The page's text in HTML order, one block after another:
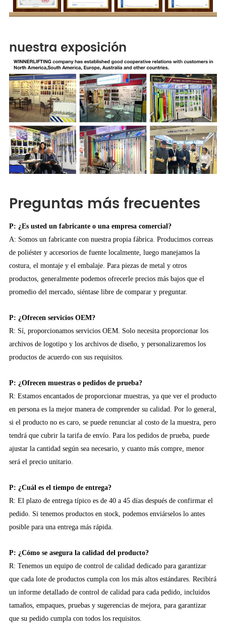
nuestra exposición
Preguntas más frecuentes
P: ¿Es usted un fabricante o una empresa comercial?
A: Somos un fabricante con nuestra propia fábrica. Producimos correas
de poliéster y accesorios de fuente localmente, luego manejamos la
costura, el montaje y el embalaje. Para piezas de metal y otros
productos, generalmente podemos ofrecerle precios más bajos que el
promedio del mercado, siéntase libre de comparar y preguntar.
P: ¿Ofrecen servicios OEM?
R: Sí, proporcionamos servicios OEM. Solo necesita proporcionar los
archivos de logotipo y los archivos de diseño, y personalizaremos los
productos de acuerdo con sus requisitos.
P: ¿Ofrecen muestras o pedidos de prueba?
R: Estamos encantados de proporcionar muestras, ya que ver el producto
en persona es la mejor manera de comprender su calidad. Por lo general,
si el producto no es caro, se puede renunciar al costo de la muestra, pero
tendrá que cubrir la tarifa de envío. Para los pedidos de prueba, puede
ajustar la cantidad según sea necesario, y cuanto más compre, menor
será el precio unitario.
P: ¿Cuál es el tiempo de entrega?
R: El plazo de entrega típico es de 40 a 45 días después de confirmar el
pedido. Si tenemos productos en stock, podemos enviárselos lo antes
posible para una entrega más rápida.
P: ¿Cómo se asegura la calidad del producto?
R: Tenemos un equipo de control de calidad dedicado para garantizar
que cada lote de productos cumpla con los más altos estándares. Recibirá
un informe detallado de control de calidad para cada pedido, incluidos
tamaños, empaques, pruebas y sugerencias de mejora, para garantizar
que su pedido cumpla con todos los requisitos.